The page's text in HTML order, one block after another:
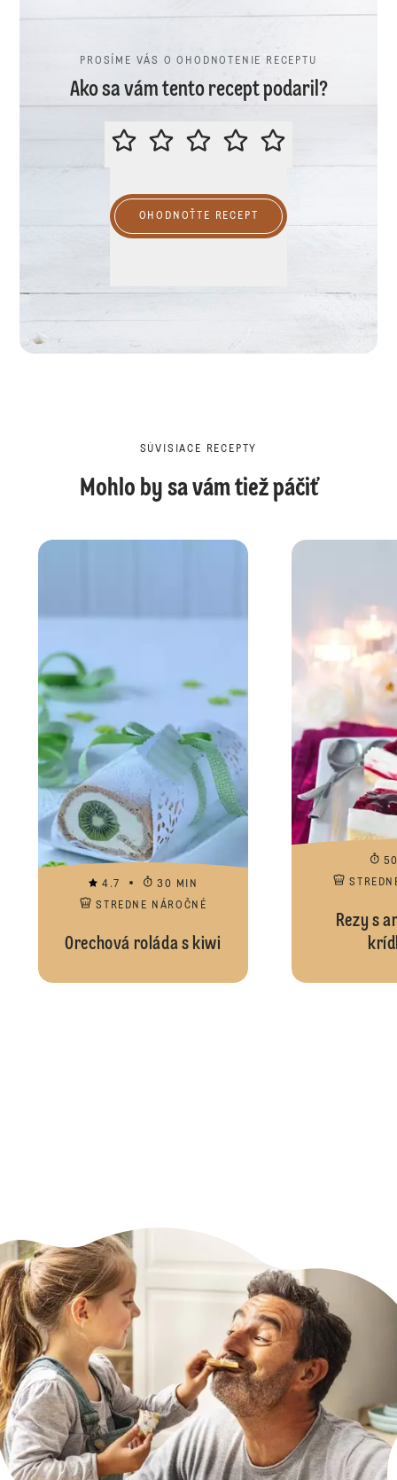
PROSÍME VÁS O OHODNOTENIE RECEPTU
Ako sa vám tento recept podaril?
PROSÍME VÁS O OHODNOTENIE
OHODNOŤTE RECEPT
SÚVISIACE RECEPTY
Mohlo by sa vám tiež páčiť
4.7
30 MIN
STREDNE NÁROČNÉ
Orechová roláda s kiwi
Rezy s